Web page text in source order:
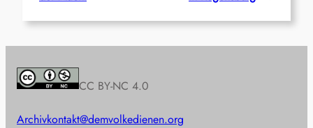
CC BY-NC 4.0
Archivkontakt@demvolkedienen.org